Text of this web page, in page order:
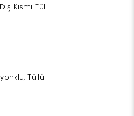
Kısmı Tül
Tüllü